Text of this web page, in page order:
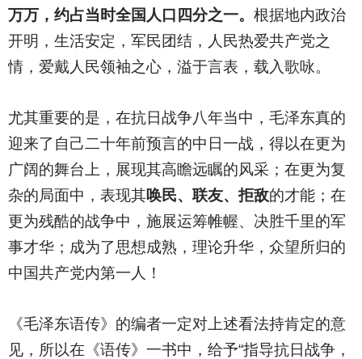
万万，约占当时全国人口四分之一。 根据地内政治
开明，生活安定，军民团结，人民热爱共产党之
情，爱戴人民领袖之心，溢于言表，载入歌咏。
尤其重要的是，在抗日战争八年当中，毛泽东真的
迎来了自己二十年前预言的中日一战，得以在更为
广阔的舞台上，展现其高瞻远瞩的风采；在更为复
杂的局面中，表现其唤民、联友、拒敌的才能；在
更为残酷的战争中，施展运筹帷幄、决胜千里的军
事才华；成为了思想成熟，理论升华，众望所归的
中国共产党内第一人！
《毛泽东语传》的编者一定对上述看法持肯定的意
见，所以在《语传》一书中，给予“指导抗日战争，